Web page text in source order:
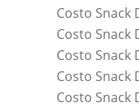
Costo Snack
Costo Snack
Costo Snack
Costo Snack